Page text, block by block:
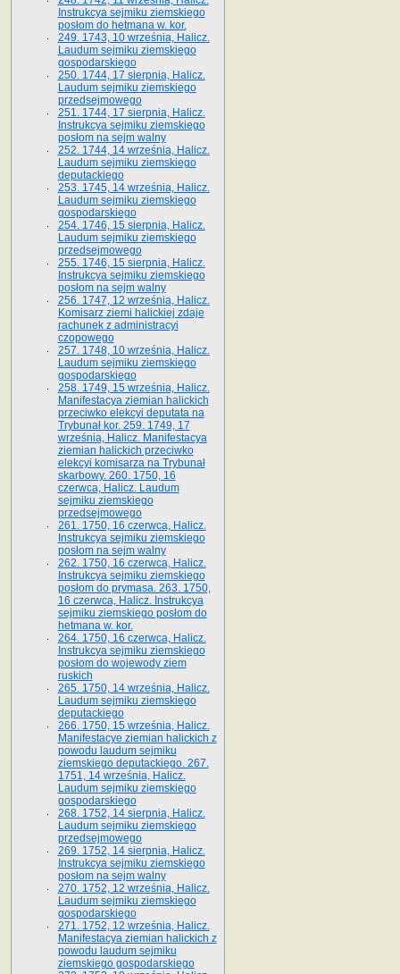
Instrukcya sejmiku ziemskiego
posłom do hetmana w. kor.
249. 1743, 10 września, Halicz.
Laudum sejmiku ziemskiego
gospodarskiego
250. 1744, 17 sierpnia, Halicz.
Laudum sejmiku ziemskiego
przedsejmowego
251. 1744, 17 sierpnia, Halicz.
Instrukcya sejmiku ziemskiego
posłom na sejm walny
252. 1744, 14 września, Halicz.
Laudum sejmiku ziemskiego
deputackiego
253. 1745, 14 września, Halicz.
Laudum sejmiku ziemskiego
gospodarskiego
254. 1746, 15 sierpnia, Halicz.
Laudum sejmiku ziemskiego
przedsejmowego
255. 1746, 15 sierpnia, Halicz.
Instrukcya sejmiku ziemskiego
posłom na sejm walny
256. 1747, 12 września, Halicz.
Komisarz ziemi halickiej zdaje
rachunek z administracyi
czopowego
257. 1748, 10 września, Halicz.
Laudum sejmiku ziemskiego
gospodarskiego
258. 1749, 15 września, Halicz.
Manifestacya ziemian halickich
przeciwko elekcyi deputata na
Trybunał kor. 259. 1749, 17
września, Halicz. Manifestacya
ziemian halickich przeciwko
elekcyi komisarza na Trybunał
skarbowy. 260. 1750, 16
czerwca, Halicz. Laudum
sejmiku ziemskiego
przedsejmowego
261. 1750, 16 czerwca, Halicz.
Instrukcya sejmiku ziemskiego
posłom na sejm walny
262. 1750, 16 czerwca, Halicz.
Instrukcya sejmiku ziemskiego
posłom do prymasa. 263. 1750,
16 czerwca, Halicz. Instrukcya
sejmiku ziemskiego posłom do
hetmana w. kor.
264. 1750, 16 czerwca, Halicz.
Instrukcya sejmiku ziemskiego
posłom do wojewody ziem
ruskich
265. 1750, 14 września, Halicz.
Laudum sejmiku ziemskiego
deputackiego
266. 1750, 15 września, Halicz.
Manifestacye ziemian halickich z
powodu laudum sejmiku
ziemskiego deputackiego. 267.
1751, 14 września, Halicz.
Laudum sejmiku ziemskiego
gospodarskiego
268. 1752, 14 sierpnia, Halicz.
Laudum sejmiku ziemskiego
przedsejmowego
269. 1752, 14 sierpnia, Halicz.
Instrukcya sejmiku ziemskiego
posłom na sejm walny
270. 1752, 12 września, Halicz.
Laudum sejmiku ziemskiego
gospodarskiego
271. 1752, 12 września, Halicz.
Manifestacya ziemian halickich z
powodu laudum sejmiku
ziemskiego gospodarskiego